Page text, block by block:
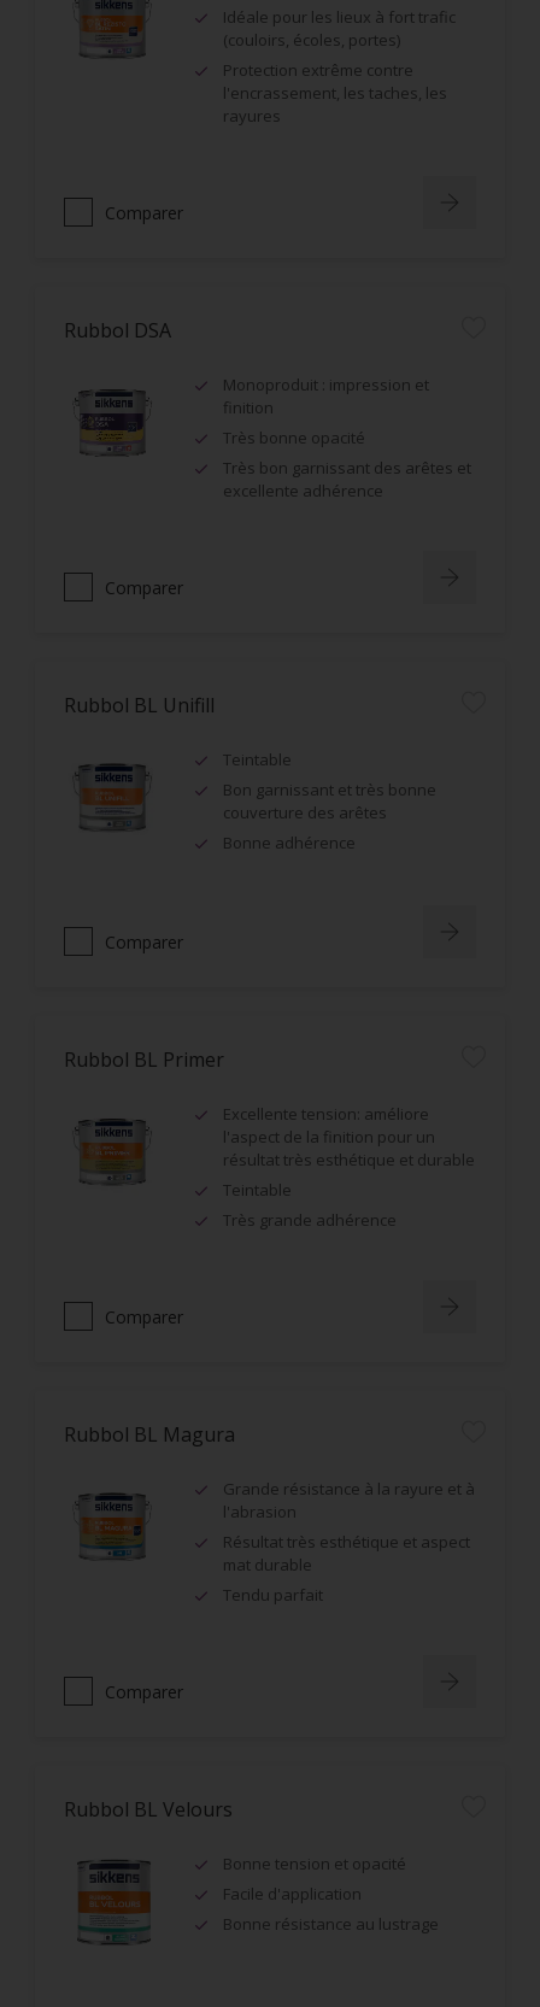
Idéale pour les lieux à fort trafic
(couloirs, écoles, portes)
Protection extrême contre
l'encrassement, les taches, les
rayures
Comparer
Rubbol DSA
Monoproduit : impression et
finition
Très bonne opacité
Très bon garnissant des arêtes et
excellente adhérence
Comparer
Rubbol BL Unifill
Teintable
Bon garnissant et très bonne
couverture des arêtes
Bonne adhérence
Comparer
Rubbol BL Primer
Excellente tension: améliore
l'aspect de la finition pour un
résultat très esthétique et durable
Teintable
Très grande adhérence
Comparer
Rubbol BL Magura
Grande résistance à la rayure et à
l'abrasion
Résultat très esthétique et aspect
mat durable
Tendu parfait
Comparer
Rubbol BL Velours
Bonne tension et opacité
Facile d'application
Bonne résistance au lustrage